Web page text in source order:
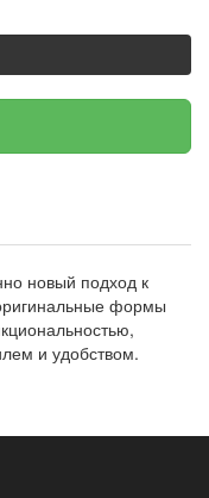
новый подход к
формы
и удобством.